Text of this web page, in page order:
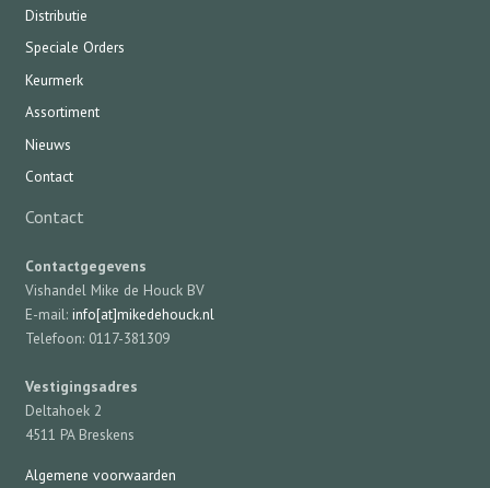
Distributie
Speciale Orders
Keurmerk
Assortiment
Nieuws
Contact
Contact
Contactgegevens
Vishandel Mike de Houck BV
E-mail: info[at]mikedehouck.nl
Telefoon: 0117-381309
Vestigingsadres
Deltahoek 2
4511 PA Breskens
Algemene voorwaarden